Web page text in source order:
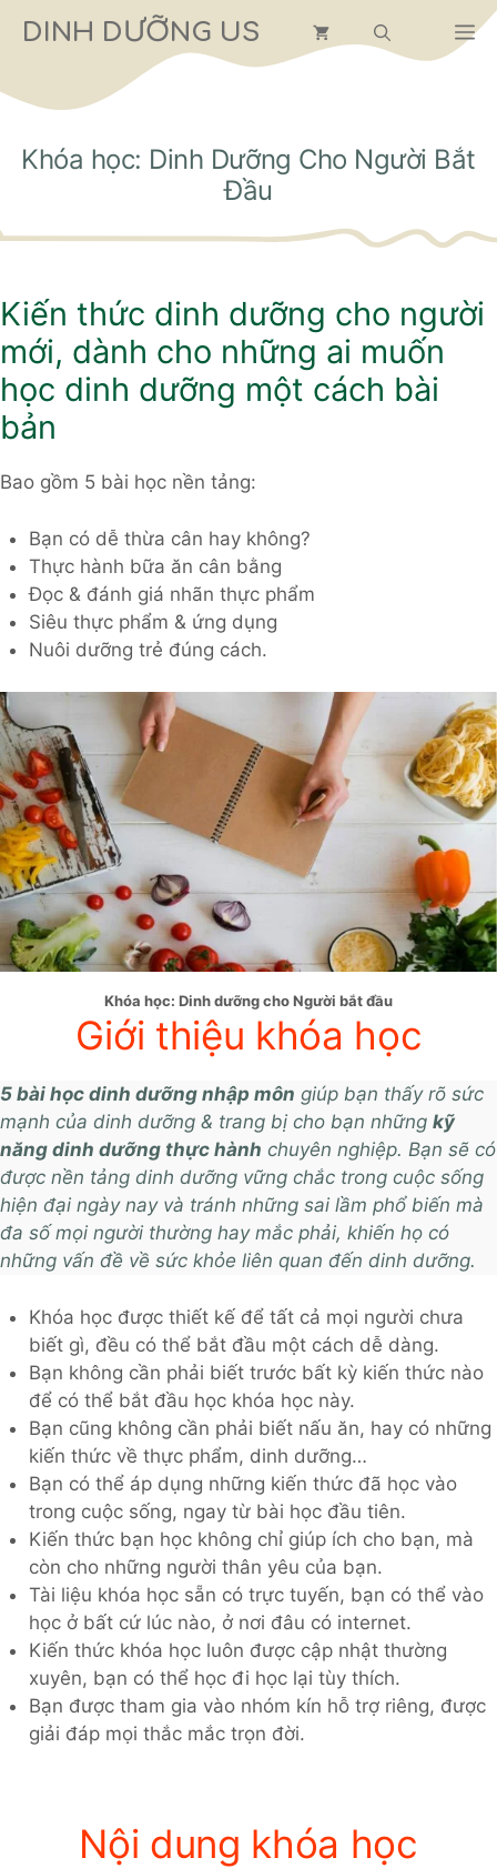
đến
dung
DINH DƯỠNG US
Khóa học: Dinh Dưỡng Cho Người Bắt
Đầu
Kiến thức dinh dưỡng cho người
mới, dành cho những ai muốn
học dinh dưỡng một cách bài
bản
Bao gồm 5 bài học nền tảng:
Bạn có dễ thừa cân hay không?
Thực hành bữa ăn cân bằng
Đọc & đánh giá nhãn thực phẩm
Siêu thực phẩm & ứng dụng
Nuôi dưỡng trẻ đúng cách.
Khóa học: Dinh dưỡng cho Người bắt đầu
Giới thiệu khóa học
5 bài học dinh dưỡng nhập môn giúp bạn thấy rõ sức
mạnh của dinh dưỡng & trang bị cho bạn những kỹ
năng dinh dưỡng thực hành chuyên nghiệp. Bạn sẽ có
được nền tảng dinh dưỡng vững chắc trong cuộc sống
hiện đại ngày nay và tránh những sai lầm phổ biến mà
đa số mọi người thường hay mắc phải, khiến họ có
những vấn đề về sức khỏe liên quan đến dinh dưỡng.
Khóa học được thiết kế để tất cả mọi người chưa
biết gì, đều có thể bắt đầu một cách dễ dàng.
Bạn không cần phải biết trước bất kỳ kiến thức nào
để có thể bắt đầu học khóa học này.
Bạn cũng không cần phải biết nấu ăn, hay có những
kiến thức về thực phẩm, dinh dưỡng…
Bạn có thể áp dụng những kiến thức đã học vào
trong cuộc sống, ngay từ bài học đầu tiên.
Kiến thức bạn học không chỉ giúp ích cho bạn, mà
còn cho những người thân yêu của bạn.
Tài liệu khóa học sẵn có trực tuyến, bạn có thể vào
học ở bất cứ lúc nào, ở nơi đâu có internet.
Kiến thức khóa học luôn được cập nhật thường
xuyên, bạn có thể học đi học lại tùy thích.
Bạn được tham gia vào nhóm kín hỗ trợ riêng, được
giải đáp mọi thắc mắc trọn đời.
Nội dung khóa học